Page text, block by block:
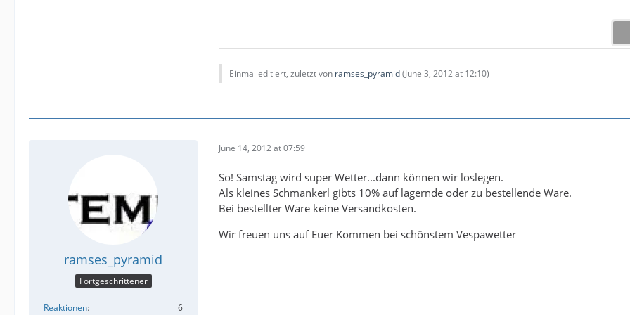
Einmal editiert, zuletzt von ramses_pyramid(June 3, 2012 at 12:10)
ramses_pyramid
Fortgeschrittener
Reaktionen 6
June 14, 2012 at 07:59
So! Samstag wird super Wetter...dann können wir loslegen.
Als kleines Schmankerl gibts 10% auf lagernde oder zu bestellende Ware.
Bei bestellter Ware keine Versandkosten.
Wir freuen uns auf Euer Kommen bei schönstem Vespawetter